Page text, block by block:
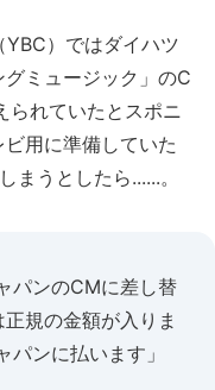
）ではダイハツ
ミュージック」のC
られていたとスポニ
用に準備していた
まうとしたら......。
パンのCMに差し替
規の金額が入りま
ンに払います」